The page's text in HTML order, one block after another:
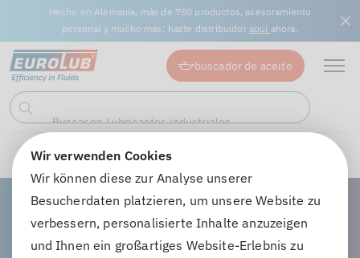
Wir verwenden Cookies
Wir können diese zur Analyse unserer
Besucherdaten platzieren, um unsere Website zu
verbessern, personalisierte Inhalte anzuzeigen
und Ihnen ein großartiges Website-Erlebnis zu
Hecho en Alemania, más de 750 productos, asesoramiento
personal y mucho más: hazte distribuidor aquí ahora.
buscador de aceite
Buscar
en
Buscar en Aceites de engranajes...
Aceites de engranajes